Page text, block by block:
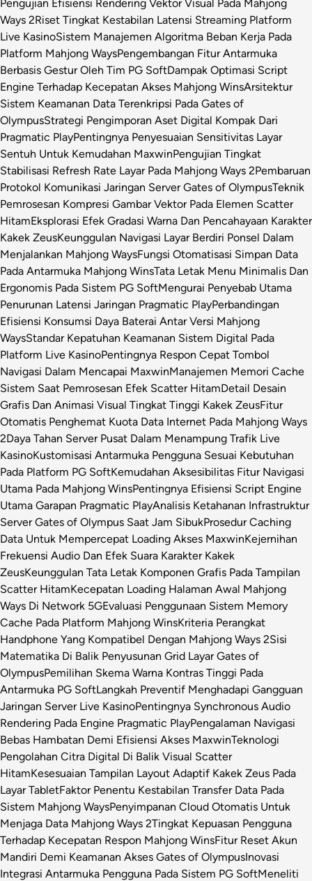
Pengujian Efisiensi Rendering Vektor Visual Pada Mahjong
Ways 2Riset Tingkat Kestabilan Latensi Streaming Platform
Live KasinoSistem Manajemen Algoritma Beban Kerja Pada
Platform Mahjong WaysPengembangan Fitur Antarmuka
Berbasis Gestur Oleh Tim PG SoftDampak Optimasi Script
Engine Terhadap Kecepatan Akses Mahjong WinsArsitektur
Sistem Keamanan Data Terenkripsi Pada Gates of
OlympusStrategi Pengimporan Aset Digital Kompak Dari
Pragmatic PlayPentingnya Penyesuaian Sensitivitas Layar
Sentuh Untuk Kemudahan MaxwinPengujian Tingkat
Stabilisasi Refresh Rate Layar Pada Mahjong Ways 2Pembaruan
Protokol Komunikasi Jaringan Server Gates of OlympusTeknik
Pemrosesan Kompresi Gambar Vektor Pada Elemen Scatter
HitamEksplorasi Efek Gradasi Warna Dan Pencahayaan Karakter
Kakek ZeusKeunggulan Navigasi Layar Berdiri Ponsel Dalam
Menjalankan Mahjong WaysFungsi Otomatisasi Simpan Data
Pada Antarmuka Mahjong WinsTata Letak Menu Minimalis Dan
Ergonomis Pada Sistem PG SoftMengurai Penyebab Utama
Penurunan Latensi Jaringan Pragmatic PlayPerbandingan
Efisiensi Konsumsi Daya Baterai Antar Versi Mahjong
WaysStandar Kepatuhan Keamanan Sistem Digital Pada
Platform Live KasinoPentingnya Respon Cepat Tombol
Navigasi Dalam Mencapai MaxwinManajemen Memori Cache
Sistem Saat Pemrosesan Efek Scatter HitamDetail Desain
Grafis Dan Animasi Visual Tingkat Tinggi Kakek ZeusFitur
Otomatis Penghemat Kuota Data Internet Pada Mahjong Ways
2Daya Tahan Server Pusat Dalam Menampung Trafik Live
KasinoKustomisasi Antarmuka Pengguna Sesuai Kebutuhan
Pada Platform PG SoftKemudahan Aksesibilitas Fitur Navigasi
Utama Pada Mahjong WinsPentingnya Efisiensi Script Engine
Utama Garapan Pragmatic PlayAnalisis Ketahanan Infrastruktur
Server Gates of Olympus Saat Jam SibukProsedur Caching
Data Untuk Mempercepat Loading Akses MaxwinKejernihan
Frekuensi Audio Dan Efek Suara Karakter Kakek
ZeusKeunggulan Tata Letak Komponen Grafis Pada Tampilan
Scatter HitamKecepatan Loading Halaman Awal Mahjong
Ways Di Network 5GEvaluasi Penggunaan Sistem Memory
Cache Pada Platform Mahjong WinsKriteria Perangkat
Handphone Yang Kompatibel Dengan Mahjong Ways 2Sisi
Matematika Di Balik Penyusunan Grid Layar Gates of
OlympusPemilihan Skema Warna Kontras Tinggi Pada
Antarmuka PG SoftLangkah Preventif Menghadapi Gangguan
Jaringan Server Live KasinoPentingnya Synchronous Audio
Rendering Pada Engine Pragmatic PlayPengalaman Navigasi
Bebas Hambatan Demi Efisiensi Akses MaxwinTeknologi
Pengolahan Citra Digital Di Balik Visual Scatter
HitamKesesuaian Tampilan Layout Adaptif Kakek Zeus Pada
Layar TabletFaktor Penentu Kestabilan Transfer Data Pada
Sistem Mahjong WaysPenyimpanan Cloud Otomatis Untuk
Menjaga Data Mahjong Ways 2Tingkat Kepuasan Pengguna
Terhadap Kecepatan Respon Mahjong WinsFitur Reset Akun
Mandiri Demi Keamanan Akses Gates of OlympusInovasi
Integrasi Antarmuka Pengguna Pada Sistem PG SoftMeneliti